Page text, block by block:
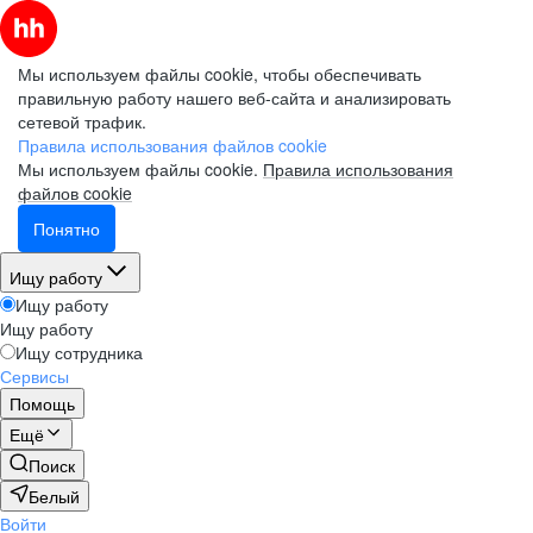
Мы используем файлы cookie, чтобы обеспечивать
правильную работу нашего веб-сайта и анализировать
сетевой трафик.
Правила использования файлов cookie
Мы используем файлы cookie. Правила использования
файлов cookie
Понятно
Ищу работу
Ищу работу
Ищу работу
Ищу сотрудника
Сервисы
Помощь
Ещё
Поиск
Белый
Войти